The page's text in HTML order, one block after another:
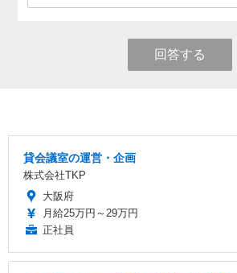
回答する
貸会議室の運営・企画
株式会社TKP
大阪府
月給25万円～29万円
正社員